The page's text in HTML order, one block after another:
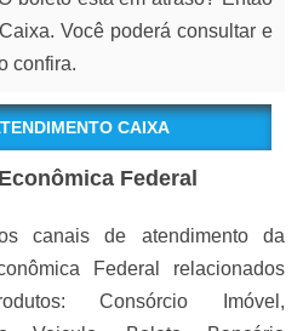
Você poderá consultar e
confira.
CAIXA
Federal
canais de atendimento da
Federal relacionados
Consórcio Imóvel,